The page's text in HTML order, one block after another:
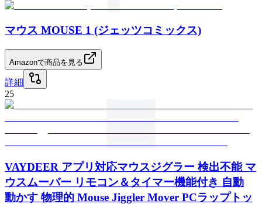
マウス MOUSE 1 (ジェッツコミックス)
Amazonで商品を見る
詳細
25
VAYDEER アプリ対応マウスジグラー 検出不能 マ
ウスムーバー リモコン＆タイマー機能付き 自動
動かす 物理的 Mouse Jiggler Mover PCラップトッ